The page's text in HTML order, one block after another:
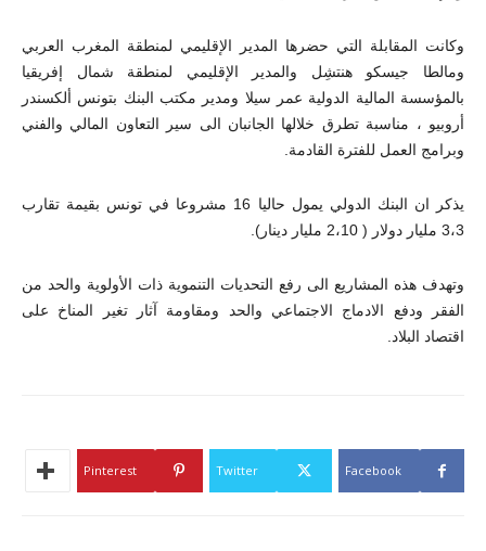
وكانت المقابلة التي حضرها المدير الإقليمي لمنطقة المغرب العربي
ومالطا جيسكو هنتشِل والمدير الإقليمي لمنطقة شمال إفريقيا
بالمؤسسة المالية الدولية عمر سيلا ومدير مكتب البنك بتونس ألكسندر
أروبيو ، مناسبة تطرق خلالها الجانبان الى سير التعاون المالي والفني
وبرامج العمل للفترة القادمة.
يذكر ان البنك الدولي يمول حاليا 16 مشروعا في تونس بقيمة تقارب
3،3 مليار دولار ( 2،10 مليار دينار).
وتهدف هذه المشاريع الى رفع التحديات التنموية ذات الأولوية والحد من
الفقر ودفع الادماج الاجتماعي والحد ومقاومة آثار تغير المناخ على
اقتصاد البلاد.
Facebook
Twitter
Pinterest